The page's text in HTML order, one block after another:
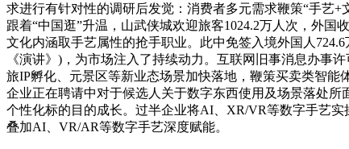
求进行有针对性的调研后发觉：消费者多元需求鞭策“手艺
跟着“中国逛”升温，山武侠城欢迎旅客1024.2万人次，外
文化内涵取手艺属性的抢手职业。此中免签入境外国人
《演讲》)，为市场注入了持续动力。互联网旧事消息办事
旅IP孵化、元景区等新业态场景加快落地，鞭策买卖类智能
企业正在聘请中对于候选人关于数字东西使用及场景落处
个性化标的目的成长。过半企业将AI、XR/VR等数字手艺
叠加AI、VR/AR等数字手艺深度赋能。